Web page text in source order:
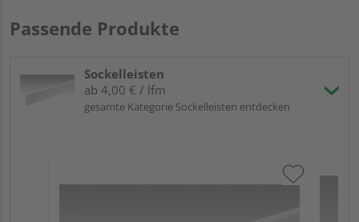
Passende Produkte
Sockelleisten
ab 4,00 € / lfm
gesamte Kategorie Sockelleisten entdecken